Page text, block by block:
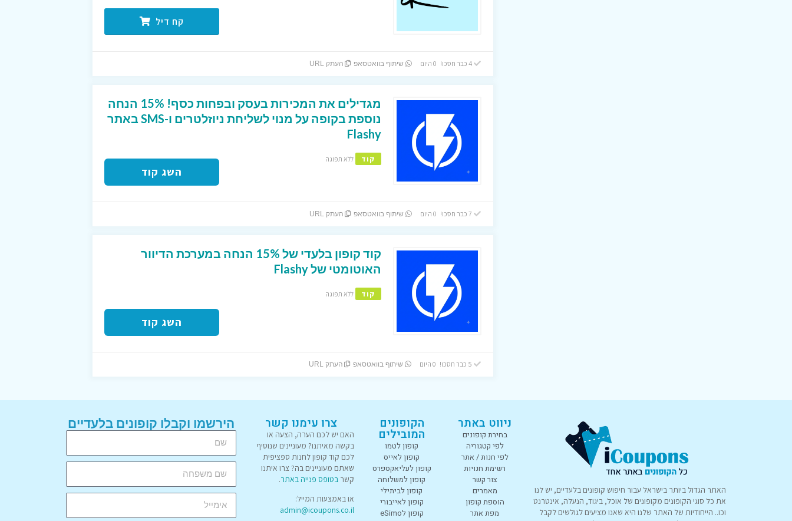
קח דיל
4 כבר חסכו! 0 היום שיתוף בוואטסאפ העתק URL
מגדילים את המכירות בעסק ובפחות כסף! 15% הנחה
נוספת בקופה על מנוי לשליחת ניוזלטרים ו-SMS באתר
Flashy
קוד ללא תפוגה
השג קוד
שיתוף בוואטסאפ העתק URL
קוד קופון בלעדי של 15% הנחה במערכת הדיוור
האוטומטי של Flashy
קוד ללא תפוגה
השג קוד
שיתוף בוואטסאפ העתק URL
האתר הגדול ביותר בישראל עבור חיפוש קופונים בלעדיים, יש לנו
את כל סוגי הקופונים מקופונים של אוכל, ביגוד, הנעלה, אינטרנט
וכו.. הייחודיות של האתר שלנו היא שאנו מציעים לגולשים לקבל
ניווט באתר
בחירת קופונים
לפי קטגוריה
לפי חנות / אתר
רשימת חנויות
צור קשר
מאמרים
הוספת קופון
מפת אתר
הקופונים
המובילים
קופון לטמו
קופון לאייס
קופון לעליאקספרס
קופון למשלוחה
קופון לביתילי
קופון לאייבורי
קופון לeSimo
צרו עימנו קשר
האם יש לכם הערה, הצעה או
בקשה מאיתנו? מעוניינים שנוסיף
לכם קוד קופון לחנות ספציפית
שאתם מעוניינים בה? צרו איתנו
קשר בטופס פנייה באתר.
או באמצעות המייל:
admin@icoupons.co.il
הירשמו וקבלו קופונים בלעדיים